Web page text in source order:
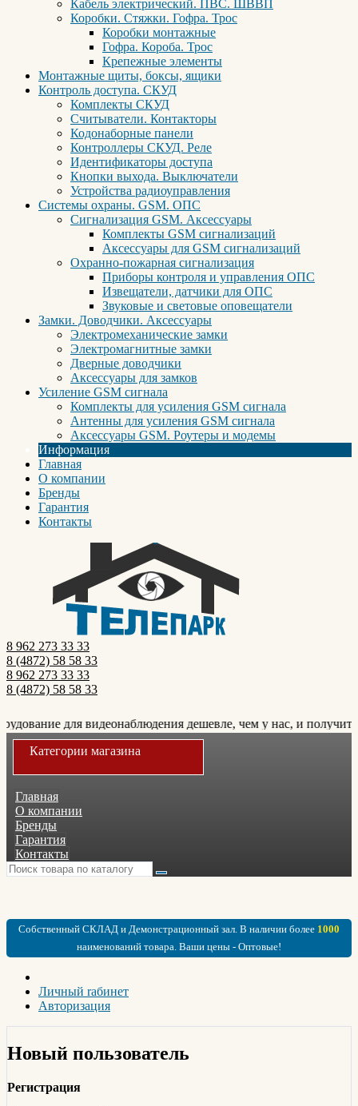
Кабель электрический. ПВС. ШВВП
Коробки. Стяжки. Гофра. Трос
Коробки монтажные
Гофра. Короба. Трос
Крепежные элементы
Монтажные щиты, боксы, ящики
Контроль доступа. СКУД
Комплекты СКУД
Считыватели. Контакторы
Кодонаборные панели
Контроллеры СКУД. Реле
Идентификаторы доступа
Кнопки выхода. Выключатели
Устройства радиоуправления
Системы охраны. GSM. ОПС
Сигнализация GSM. Аксессуары
Комплекты GSM сигнализаций
Аксессуары для GSM сигнализаций
Охранно-пожарная сигнализация
Приборы контроля и управления ОПС
Извещатели, датчики для ОПС
Звуковые и световые оповещатели
Замки. Доводчики. Аксессуары
Электромеханические замки
Электромагнитные замки
Дверные доводчики
Аксессуары для замков
Усиление GSM сигнала
Комплекты для усиления GSM сигнала
Антенны для усиления GSM сигнала
Аксессуары GSM. Роутеры и модемы
Информация
Главная
О компании
Бренды
Гарантия
Контакты
8 962 273 33 33
8 (4872) 58 58 33
8 962 273 33 33
8 (4872) 58 58 33
для видеонаблюдения дешевле, чем у нас, и получите
Категории магазина
Главная
О компании
Бренды
Гарантия
Контакты
Собственный СКЛАД и Демонстрационный зал. В наличии более 1000
наименований товара. Ваши цены - Оптовые!
Личный rабинет
Авторизация
Новый пользователь
Регистрация